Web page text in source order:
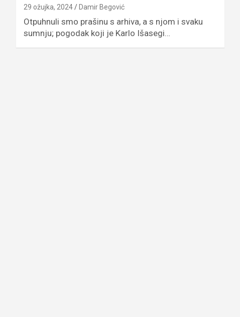
29 ožujka, 2024 Damir Begović
Otpuhnuli smo prašinu s arhiva, a s njom i svaku
sumnju; pogodak koji je Karlo Išasegi…